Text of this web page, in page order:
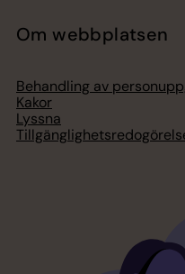
Om webbplatsen
Behandling av
Kakor
Lyssna